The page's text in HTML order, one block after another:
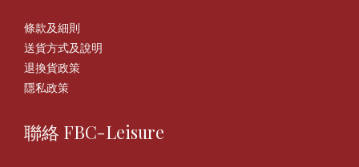
條款及細則
送貨方式及說明
退換貨政策
隱私政策
聯絡 FBC-Leisure